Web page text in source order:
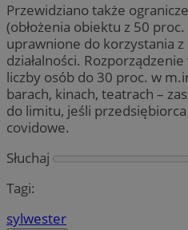
Przewidziano także
(obłożenia obiektu z 50
uprawnione do korzystania
działalności.
liczby osób do 30 proc. w
barach, kinach, teatrach –
do limitu, jeśli
covidowe.
Słuchaj
Tagi:
sylwester